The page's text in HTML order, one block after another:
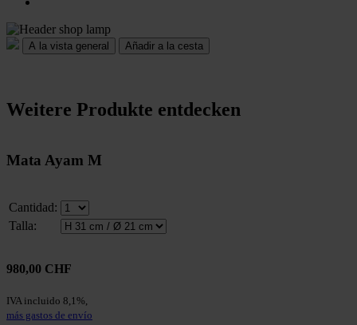
Añadir a la cesta
Weitere Produkte entdecken
Mata Ayam M
Cantidad:
Talla:
980,00 CHF
IVA incluido 8,1%,
más gastos de envío